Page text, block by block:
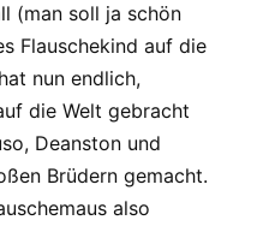
(man soll ja schön
Flauschekind auf die
nun endlich,
die Welt gebracht
Deanston und
Brüdern gemacht.
also